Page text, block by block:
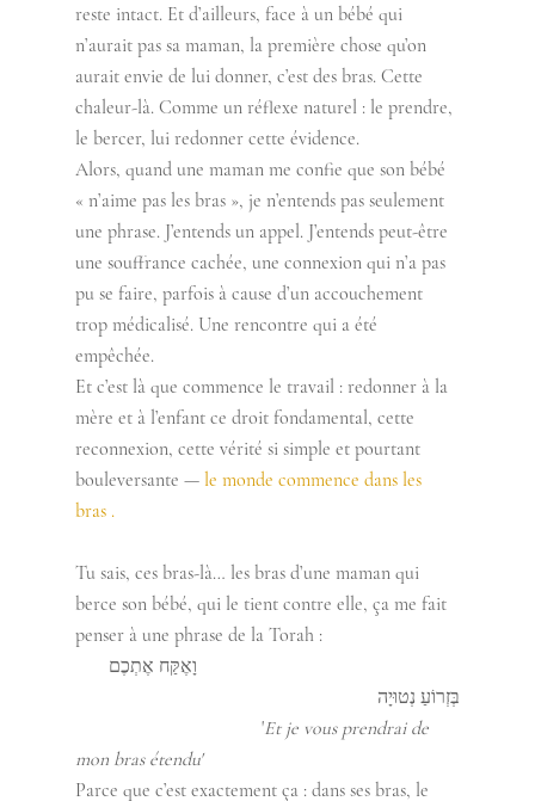
reste intact. Et d’ailleurs, face à un bébé qui
n’aurait pas sa maman, la première chose qu’on
aurait envie de lui donner, c’est des bras. Cette
chaleur-là. Comme un réflexe naturel : le prendre,
le bercer, lui redonner cette évidence.
Alors, quand une maman me confie que son bébé
« n’aime pas les bras », je n’entends pas seulement
une phrase. J’entends un appel. J’entends peut-être
une souffrance cachée, une connexion qui n’a pas
pu se faire, parfois à cause d’un accouchement
trop médicalisé. Une rencontre qui a été
empêchée.
Et c’est là que commence le travail : redonner à la
mère et à l’enfant ce droit fondamental, cette
reconnexion, cette vérité si simple et pourtant
bouleversante — le monde commence dans les
bras .
Tu sais, ces bras-là… les bras d’une maman qui
berce son bébé, qui le tient contre elle, ça me fait
penser à une phrase de la Torah :
                                                       וָאֶקַּח אֶתְכֶם
בְּזְרוֹעַ נְטוּיָה
                                       '
Et je vous prendrai de
mon bras étendu'
Parce que c’est exactement ça : dans ses bras, le